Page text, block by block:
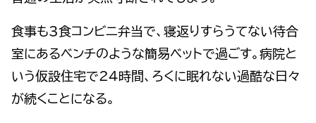
食事も3食コンビニ弁当で、寝返りすらうてない待合
室にあるベンチのような簡易ベットで過ごす。病院と
いう仮設住宅で24時間、ろくに眠れない過酷な日々
が続くことになる。